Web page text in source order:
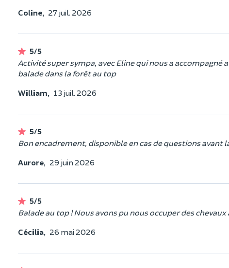
Coline, 27 juil. 2026
5/5
Activité super sympa, avec Eline qui nous a
balade dans la forêt au top
William, 13 juil. 2026
5/5
Bon encadrement, disponible en cas de questions avant
Aurore, 29 juin 2026
5/5
Balade au top ! Nous avons pu nous occuper des
Cécilia, 26 mai 2026